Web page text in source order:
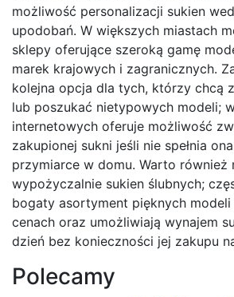
możliwość personalizacji sukien
upodobań. W większych miastach
sklepy oferujące szeroką gamę
marek krajowych i zagranicznych.
kolejna opcja dla tych, którzy chcą
lub poszukać nietypowych modeli;
internetowych oferuje możliwość
zakupionej sukni jeśli nie spełnia
przymiarce w domu. Warto również
wypożyczalnie sukien ślubnych;
bogaty asortyment pięknych
cenach oraz umożliwiają wynajem
dzień bez konieczności jej zakupu
Polecamy